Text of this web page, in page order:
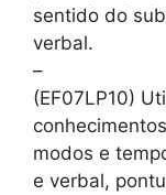
sentido do
verbal.
–
(EF07LP10)
modos e
e verbal,